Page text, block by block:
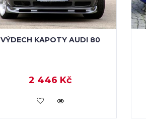
VÝDECH KAPOTY AUDI 80
2 446 Kč
KOUPIT